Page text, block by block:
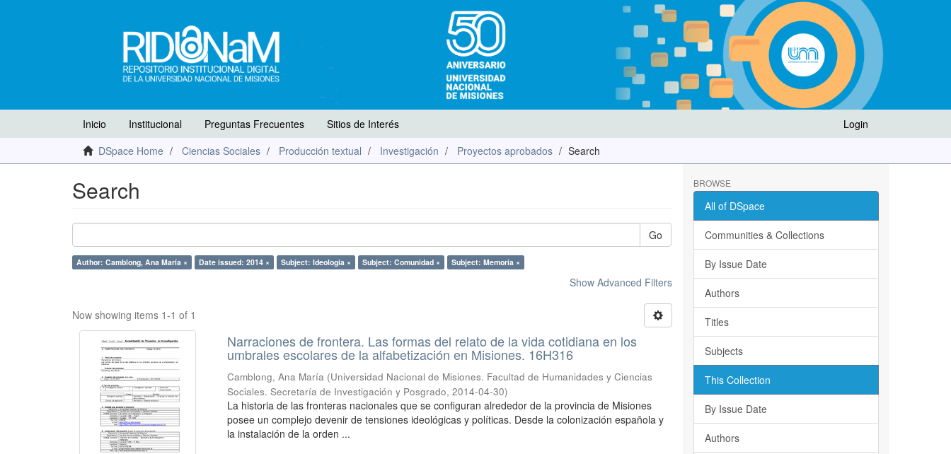
Login
Inicio Institucional Preguntas Frecuentes
Sitios de Interés
DSpace Home
Ciencias Sociales Producción textual Investigación Proyectos aprobados Search
Search
Go
Author: Camblong, Ana María × Date issued: 2014 × Subject: Ideología × Subject: Comunidad × Subject: Memoria ×
Show Advanced Filters
Now showing items 1-1 of 1
Narraciones de frontera. Las formas del relato de la vida cotidiana en los
umbrales escolares de la alfabetización en Misiones. 16H316
Camblong, Ana María (Universidad Nacional de Misiones. Facultad de Humanidades y Ciencias
Sociales. Secretaría de Investigación y Posgrado,2014-04-30)
La historia de las fronteras nacionales que se configuran alrededor de la provincia de Misiones
posee un complejo devenir de tensiones ideológicas y políticas. Desde la colonización española y
la instalación de la orden ...
BROWSE
All of DSpace
Communities & Collections
By Issue Date
Authors
Titles
Subjects
This Collection
By Issue Date
Authors